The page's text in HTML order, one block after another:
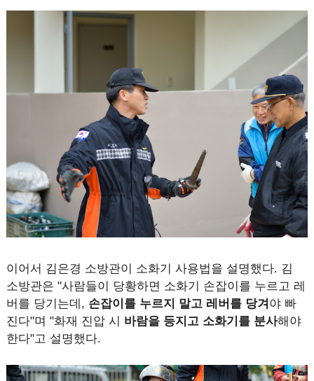
이어서 김은경 소방관이 소화기 사용법을 설명했다. 김
소방관은 "사람들이 당황하면 소화기 손잡이를 누르고 레
버를 당기는데, 손잡이를 누르지 말고 레버를 당겨 야 빠
진다"며 "화재 진압 시 바람을 등지고 소화기를 분사해야
한다"고 설명했다.